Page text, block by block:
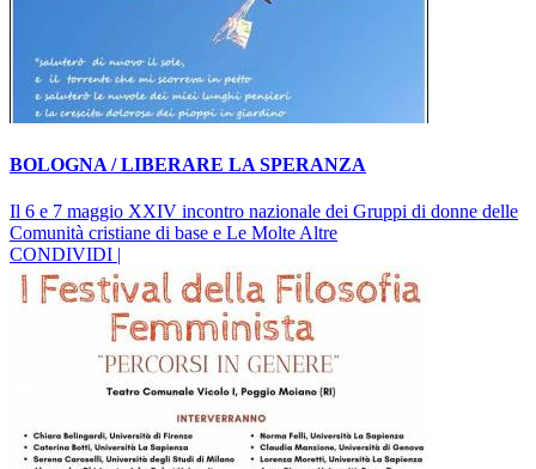
BOLOGNA / LIBERARE LA SPERANZA
Il 6 e 7 maggio XXIV incontro nazionale dei Gruppi di donne delle
Comunità cristiane di base e Le Molte Altre
CONDIVIDI |